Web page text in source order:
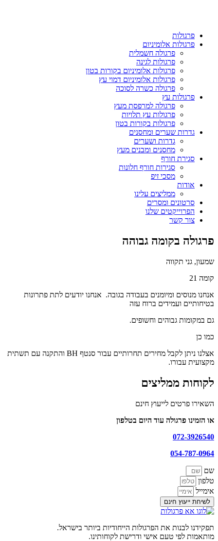
פרגולות
פרגולות אלומיניום
פרגולה חשמלית
פרגולות לגינה
פרגולות אלומיניום בקורות בטון
פרגולות אלומיניום דמוי עץ
פרגולה כשרה לסוכה
פרגולות עץ
פרגולה למרפסת מעץ
פרגולות עץ תלויות
פרגולות בקורות בטון
גדרות שערים ומחסנים
גדרות ושערים
מחסנים ומבנים מעץ
סגירת חורף
סגירות חורף חלונות
מסכי זיפ
אודות
ממליצים עלינו
סרטונים ומסרים
הפרוייקטים שלנו
צור קשר
פרגולה בקומה גבוהה
מטה
מספרות
את
פרגולה
בקומה
שמעון, גני תקווה
קומה 21
אנחנו מנוסים ומיומנים בעבודה בגובה. אנחנו יודעים לתת פתרונות
בטיחותיים ועמידים ברוח עזה
גם במקומות גבוהים וחשופים.
כמו כן
אצלנו ניתן לקבל מחירים תחרותיים עבור סנטף BH והתקנה עם תשתית
מקצועית עבורו.
לקוחות ממליצים
השאירו פרטים לייעוץ חינם
או הזמינו פרגולה עוד היום בטלפון
072-3926540
054-787-0964
שם
טלפון
אימייל
לשיחת ייעוץ חינם
תפקידנו לבנות את הפרגולות הייחודיות ביותר בישראל.
מותאמות לפי טעם אישי ודרישת לקוחותינו.